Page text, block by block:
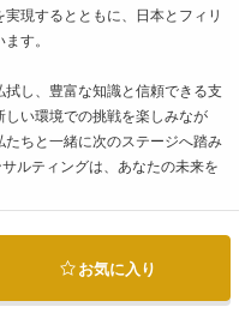
現するとともに、日本とフィリ
す。
拭し、豊富な知識と信頼できる支
い環境での挑戦を楽しみなが
ちと一緒に次のステージへ踏み
ルティングは、あなたの未来を
お気に入り